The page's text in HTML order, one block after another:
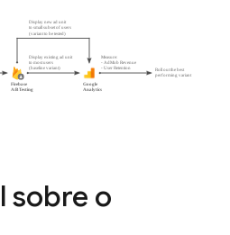
sobre o